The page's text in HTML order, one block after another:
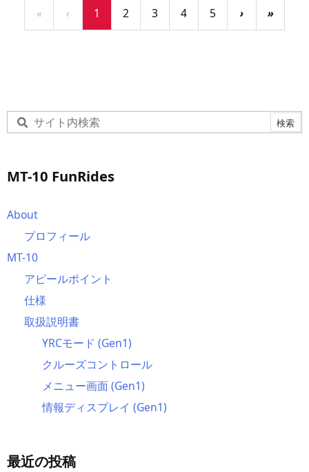
« ‹ 1 2 3 4 5 › »
MT-10 FunRides
About
プロフィール
MT-10
アピールポイント
仕様
取扱説明書
YRCモード (Gen1)
クルーズコントロール
メニュー画面 (Gen1)
情報ディスプレイ (Gen1)
最近の投稿